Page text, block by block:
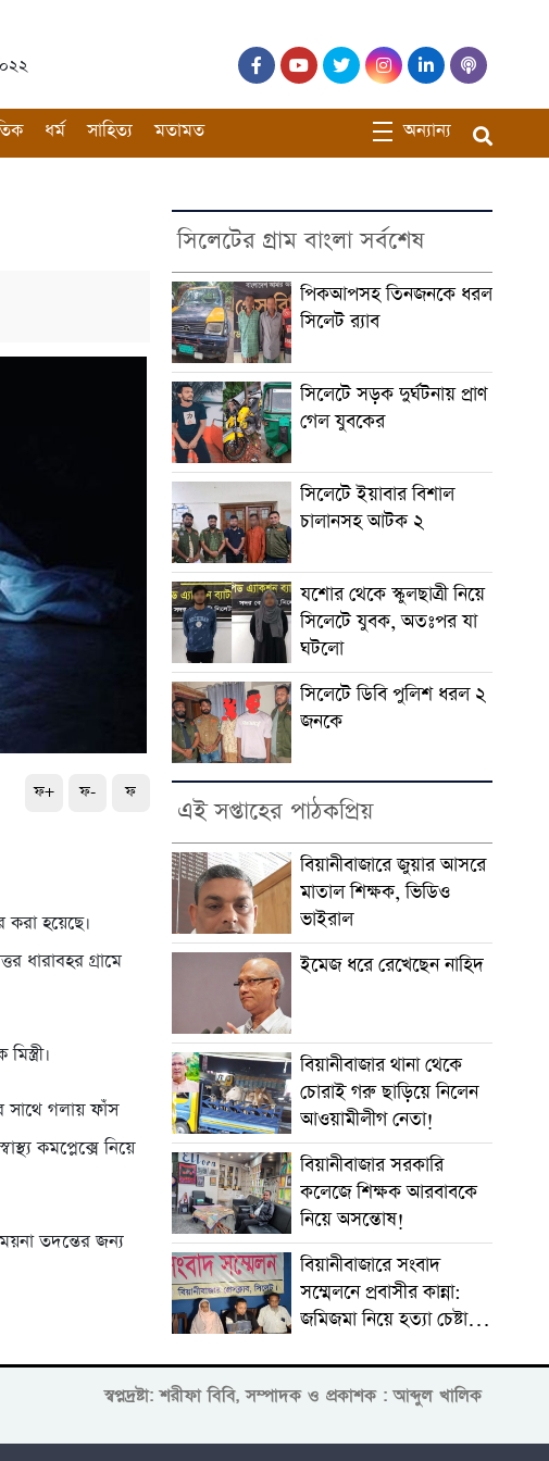
ধর্ম সাহিত্য মতামত অন্যান্য
ফ+ ফ- ফ
হয়েছে।
ধারাবহর গ্রামে
সাথে গলায় ফাঁস
কমপ্লেক্সে নিয়ে
তদন্তের জন্য
সিলেটের গ্রাম বাংলা সর্বশেষ
পিকআপসহ তিনজনকে ধরল
সিলেট র‌্যাব
সিলেটে সড়ক দুর্ঘটনায় প্রাণ
গেল যুবকের
সিলেটে ইয়াবার বিশাল
চালানসহ আটক ২
যশোর থেকে স্কুলছাত্রী নিয়ে
সিলেটে যুবক, অতঃপর যা
ঘটলো
সিলেটে ডিবি পুলিশ ধরল ২
জনকে
এই সপ্তাহের পাঠকপ্রিয়
বিয়ানীবাজারে জুয়ার আসরে
মাতাল শিক্ষক, ভিডিও
ভাইরাল
ইমেজ ধরে রেখেছেন নাহিদ
বিয়ানীবাজার থানা থেকে
চোরাই গরু ছাড়িয়ে নিলেন
আওয়ামীলীগ নেতা!
বিয়ানীবাজার সরকারি
কলেজে শিক্ষক আরবাবকে
নিয়ে অসন্তোষ!
বিয়ানীবাজারে সংবাদ
সম্মেলনে প্রবাসীর কান্না:
জমিজমা নিয়ে হত্যা চেষ্টার
স্বপ্নদ্রষ্টা: শরীফা বিবি, সম্পাদক ও প্রকাশক : আব্দুল খালিক